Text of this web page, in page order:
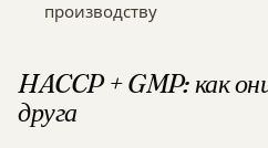
производству
HACCP + GMP: как
друга